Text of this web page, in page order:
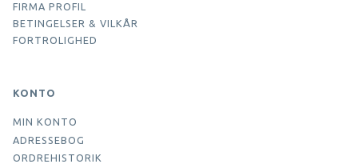
FIRMA PROFIL
BETINGELSER & VILKÅR
FORTROLIGHED
KONTO
MIN KONTO
ADRESSEBOG
ORDREHISTORIK